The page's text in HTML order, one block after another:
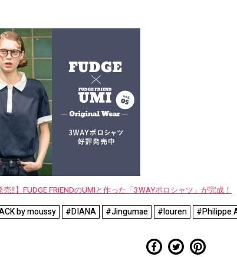
売‼︎】FUDGE FRIENDのUMIと作った「3WAYポロシャツ」が完成！
by moussy #DIANA #Jingumae #louren #Philippe